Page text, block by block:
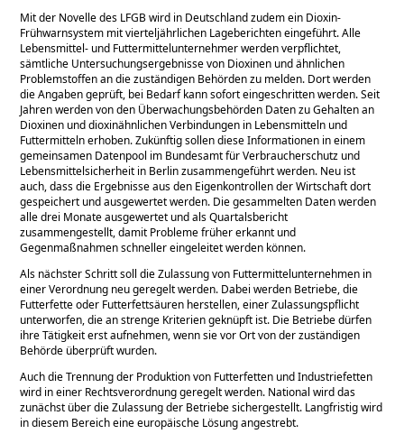
Mit der Novelle des LFGB wird in Deutschland zudem ein Dioxin-
Frühwarnsystem mit vierteljährlichen Lageberichten eingeführt. Alle
Lebensmittel- und Futtermittelunternehmer werden verpflichtet,
sämtliche Untersuchungsergebnisse von Dioxinen und ähnlichen
Problemstoffen an die zuständigen Behörden zu melden. Dort werden
die Angaben geprüft, bei Bedarf kann sofort eingeschritten werden. Seit
Jahren werden von den Überwachungsbehörden Daten zu Gehalten an
Dioxinen und dioxinähnlichen Verbindungen in Lebensmitteln und
Futtermitteln erhoben. Zukünftig sollen diese Informationen in einem
gemeinsamen Datenpool im Bundesamt für Verbraucherschutz und
Lebensmittelsicherheit in Berlin zusammengeführt werden. Neu ist
auch, dass die Ergebnisse aus den Eigenkontrollen der Wirtschaft dort
gespeichert und ausgewertet werden. Die gesammelten Daten werden
alle drei Monate ausgewertet und als Quartalsbericht
zusammengestellt, damit Probleme früher erkannt und
Gegenmaßnahmen schneller eingeleitet werden können.
Als nächster Schritt soll die Zulassung von Futtermittelunternehmen in
einer Verordnung neu geregelt werden. Dabei werden Betriebe, die
Futterfette oder Futterfettsäuren herstellen, einer Zulassungspflicht
unterworfen, die an strenge Kriterien geknüpft ist. Die Betriebe dürfen
ihre Tätigkeit erst aufnehmen, wenn sie vor Ort von der zuständigen
Behörde überprüft wurden.
Auch die Trennung der Produktion von Futterfetten und Industriefetten
wird in einer Rechtsverordnung geregelt werden. National wird das
zunächst über die Zulassung der Betriebe sichergestellt. Langfristig wird
in diesem Bereich eine europäische Lösung angestrebt.